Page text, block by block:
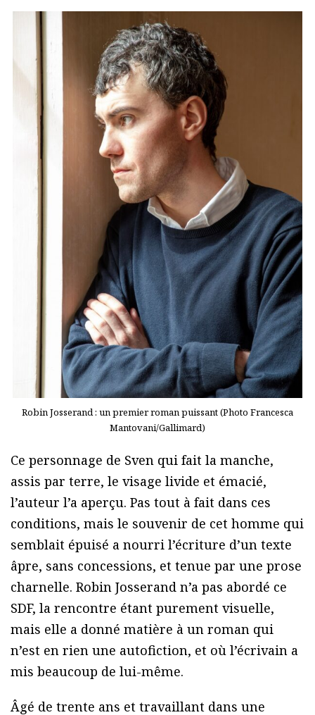
Robin Josserand : un premier roman puissant (Photo Francesca
Mantovani/Gallimard)
Ce personnage de Sven qui fait la manche,
assis par terre, le visage livide et émacié,
l’auteur l’a aperçu. Pas tout à fait dans ces
conditions, mais le souvenir de cet homme qui
semblait épuisé a nourri l’écriture d’un texte
âpre, sans concessions, et tenue par une prose
charnelle. Robin Josserand n’a pas abordé ce
SDF, la rencontre étant purement visuelle,
mais elle a donné matière à un roman qui
n’est en rien une autofiction, et où l’écrivain a
mis beaucoup de lui-même.
Âgé de trente ans et travaillant dans une